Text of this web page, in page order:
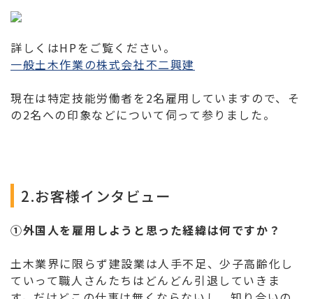
詳しくはHPをご覧ください。
一般土木作業の株式会社不二興建
現在は特定技能労働者を2名雇用していますので、そ
の2名への印象などについて伺って参りました。
2.お客様インタビュー
①外国人を雇用しようと思った経緯は何ですか？
土木業界に限らず建設業は人手不足、少子高齢化し
ていって職人さんたちはどんどん引退していきま